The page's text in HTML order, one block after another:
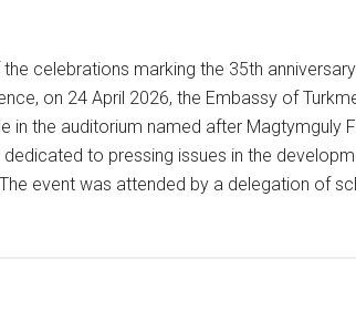
celebrations marking the 35th anniversary
on 24 April 2026, the Embassy of
in the auditorium named after Magtymguly
dedicated to pressing issues in the
event was attended by a delegation of